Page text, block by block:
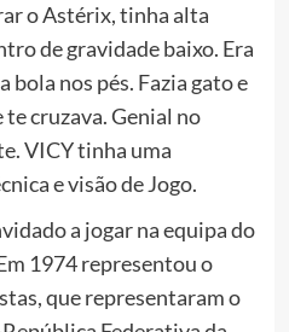
o Astérix, tinha alta
de gravidade baixo. Era
bola nos pés. Fazia gato e
cruzava. Genial no
VICY tinha uma
e visão de Jogo.
a jogar na equipa do
1974 representou o
que representaram o